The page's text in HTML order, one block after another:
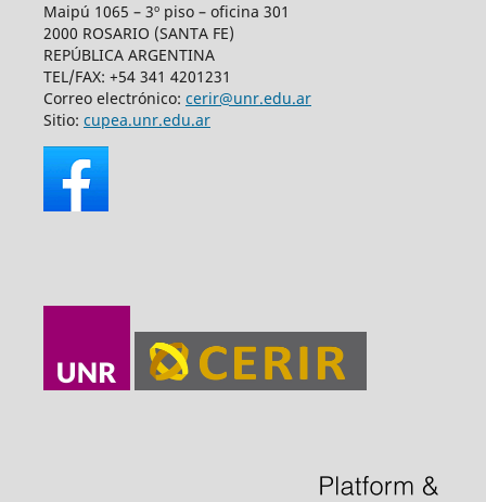
Maipú 1065 – 3º piso – oficina 301
2000 ROSARIO (SANTA FE)
REPÚBLICA ARGENTINA
TEL/FAX: +54 341 4201231
Correo electrónico: cerir@unr.edu.ar
Sitio: cupea.unr.edu.ar